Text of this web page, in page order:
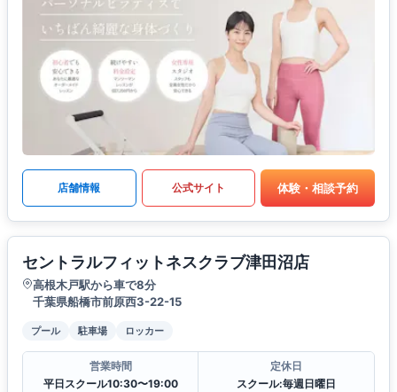
店舗情報 公式サイト 体験・相談予約
セントラルフィットネスクラブ津田沼店
高根木戸駅から車で8分
千葉県船橋市前原西3-22-15
プール 駐車場 ロッカー
営業時間
平日スクール10:30〜19:00
定休日
スクール:毎週日曜日